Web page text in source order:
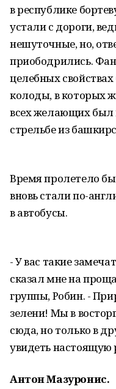
в республике
устали с дороги,
нешуточные, но,
приободрились.
целебных
колоды, в которых
всех желающих был
стрельбе из
Время пролетело
вновь стали по-
в автобусы.
- У вас такие
сказал мне на
группы, Робин. -
зелени! Мы в
сюда, но только в
увидеть настоящую
Антон Мазуронис.